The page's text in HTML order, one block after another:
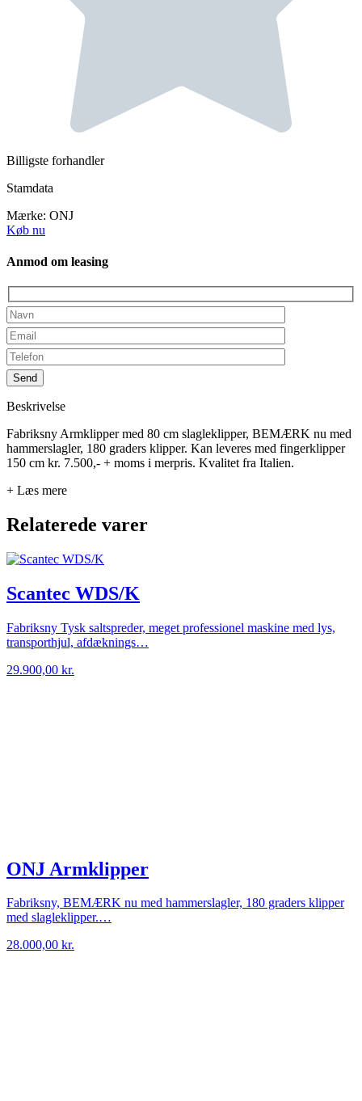
Billigste forhandler
Stamdata
Mærke: ONJ
Køb nu
Anmod om leasing
Beskrivelse
Fabriksny Armklipper med 80 cm slagleklipper, BEMÆRK nu med
hammerslagler, 180 graders klipper. Kan leveres med fingerklipper
150 cm kr. 7.500,- + moms i merpris. Kvalitet fra Italien.
+ Læs mere
Relaterede varer
Scantec WDS/K
Fabriksny Tysk saltspreder, meget professionel maskine med lys,
transporthjul, afdæknings…
29.900,00 kr.
ONJ Armklipper
Fabriksny, BEMÆRK nu med hammerslagler, 180 graders klipper
med slagleklipper.…
28.000,00 kr.